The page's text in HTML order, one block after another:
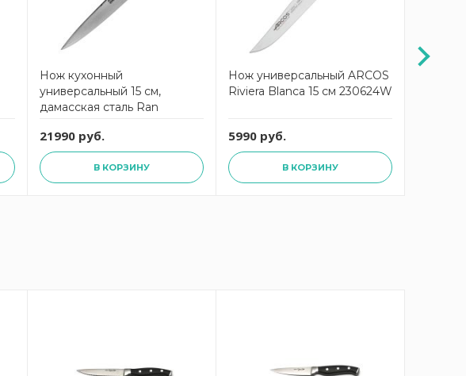
Нож кухонный
универсальный 15 см,
дамасская сталь Ran
21990 руб.
В КОРЗИНУ
Нож универсальный ARCOS
Riviera Blanca 15 см 230624W
5990 руб.
В КОРЗИНУ